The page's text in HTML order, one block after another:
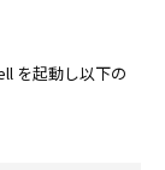
を起動し以下の